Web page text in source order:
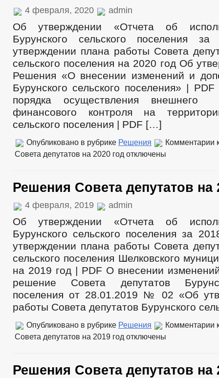
4 февраля, 2020 admin
Об утверждении «Отчета об
Бурунского сельского поселения
утверждении плана работы Совета
сельского поселения на 2020 год Об
Решения «О внесении изменений и
Бурунского сельского поселения» |
порядка осуществления внешнего
финансового контроля на
сельского поселения | PDF […]
Опубликовано в рубрике Решения Комментарии
Совета депутатов на 2020 год отключены
Решения Совета депутатов на
4 февраля, 2019 admin
Об утверждении «Отчета об
Бурунского сельского поселения за
утверждении плана работы Совета
сельского поселения Шелковского
на 2019 год | PDF О внесении
решение Совета депутатов
поселения от 28.01.2019 № 02 «Об
работы Совета депутатов Бурунского
Опубликовано в рубрике Решения Комментарии
Совета депутатов на 2019 год отключены
Решения Совета депутатов на